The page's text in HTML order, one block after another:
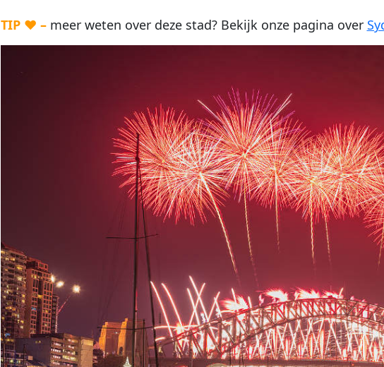
TIP ♥ –meer weten over deze stad? Bekijk onze pagina over